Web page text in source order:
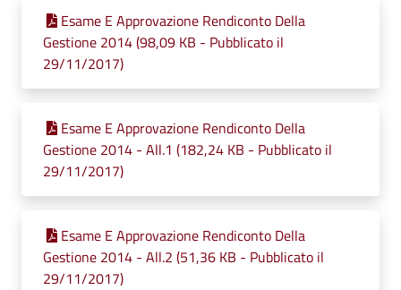
Esame E Approvazione Rendiconto Della
Gestione 2014 (98,09 KB - Pubblicato il
29/11/2017)
Esame E Approvazione Rendiconto Della
Gestione 2014 - All.1 (182,24 KB - Pubblicato il
29/11/2017)
Esame E Approvazione Rendiconto Della
Gestione 2014 - All.2 (51,36 KB - Pubblicato il
29/11/2017)